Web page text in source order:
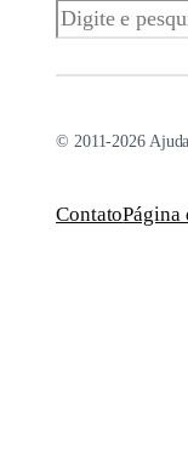
Pesquisar
© 2011-2026
ContatoPágina